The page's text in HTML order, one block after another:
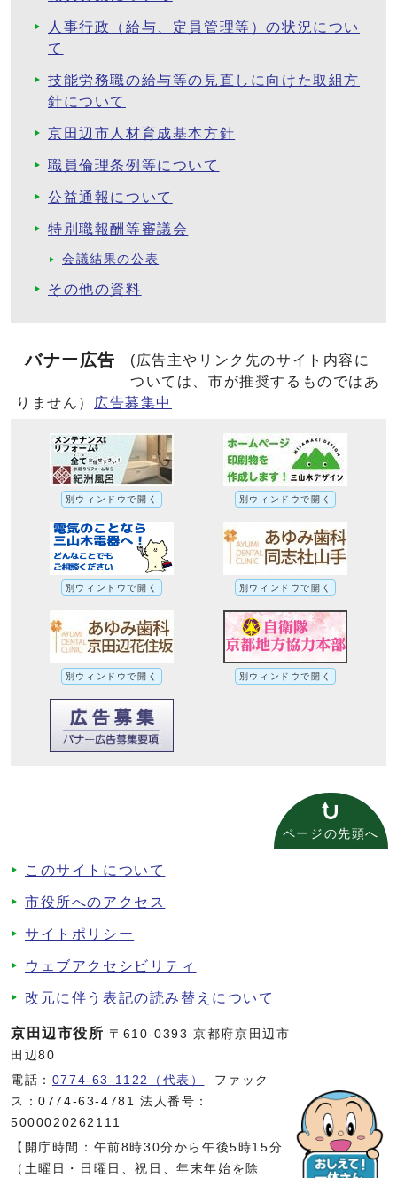
人事行政（給与、定員管理等）の状況につい
て
技能労務職の給与等の見直しに向けた取組方
針について
京田辺市人材育成基本方針
職員倫理条例等について
公益通報について
特別職報酬等審議会
会議結果の公表
その他の資料
バナー広告
(広告主やリンク先のサイト内容に
ついては、市が推奨するものではあ
りません）
広告募集中
別ウィンドウで開く 別ウィンドウで開く
別ウィンドウで開く 別ウィンドウで開く
別ウィンドウで開く 別ウィンドウで開く
ページの先頭へ
このサイトについて
市役所へのアクセス
サイトポリシー
ウェブアクセシビリティ
改元に伴う表記の読み替えについて
京田辺市役所 〒610-0393 京都府京田辺市
田辺80
電話： 0774-63-1122（代表）
ファック
ス：0774-63-4781 法人番号：
5000020262111
【開庁時間：午前8時30分から午後5時15分
（土曜日・日曜日、祝日、年末年始を除